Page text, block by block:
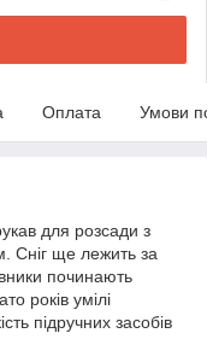
Оплата Умови
для розсади з
Сніг ще лежить за
починають
років умілі
підручних засобів